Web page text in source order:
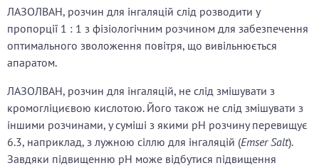
ЛАЗОЛВАН, розчин для інгаляцій слід розводити у
пропорції 1 : 1 з фізіологічним розчином для забезпечення
оптимального зволоження повітря, що вивільнюється
апаратом.
ЛАЗОЛВАН, розчин для інгаляцій, не слід змішувати з
кромогліциєвою кислотою. Його також не слід змішувати з
іншими розчинами, у суміші з якими рН розчину перевищує
6.3, наприклад, з лужною сіллю для інгаляцій (Emser Salt).
Завдяки підвищенню рН може відбутися підвищення